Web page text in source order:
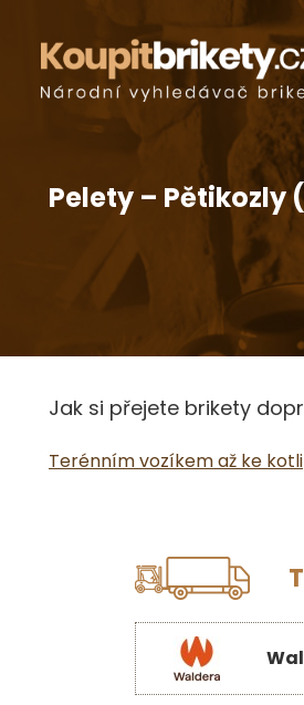
Pelety – Pětikozly
Jak si přejete brikety
Terénním vozíkem až ke kotli